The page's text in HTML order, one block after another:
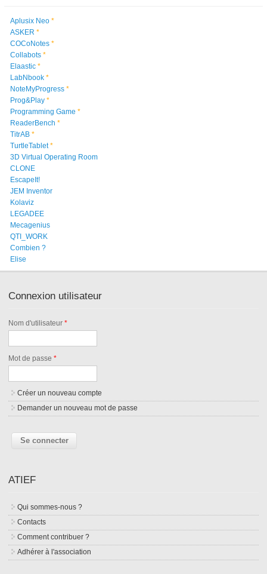
Aplusix Neo *
ASKER *
COCoNotes *
Collabots *
Elaastic *
LabNbook *
NoteMyProgress *
Prog&Play *
Programming Game *
ReaderBench *
TitrAB *
TurtleTablet *
3D Virtual Operating Room
CLONE
EscapeIt!
JEM Inventor
Kolaviz
LEGADEE
Mecagenius
QTI_WORK
Combien ?
Elise
Connexion utilisateur
Nom d'utilisateur*
Mot de passe*
Créer un nouveau compte
Demander un nouveau mot de passe
ATIEF
Qui sommes-nous ?
Contacts
Comment contribuer ?
Adhérer à l'association